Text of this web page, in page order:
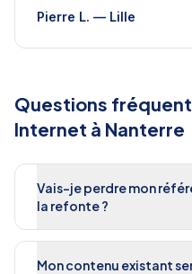
Pierre L. — Lille
Questions
Internet à Nanterre
Vais-je perdre mon
la refonte ?
Mon contenu existant